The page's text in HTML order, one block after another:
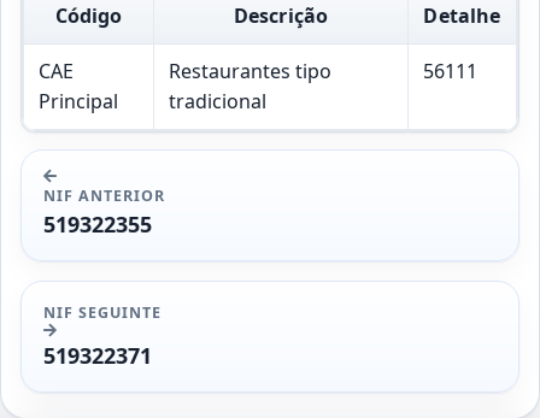
Código Descrição Detalhe
CAE
Principal
Restaurantes tipo
tradicional
56111
NIF ANTERIOR
519322355
NIF SEGUINTE
519322371